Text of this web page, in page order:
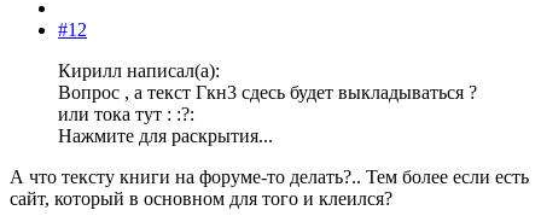
#12
Кирилл написал(а):
Вопрос , а текст Гкн3 сдесь будет выкладываться ?
или тока тут : :?:
Нажмите для раскрытия...
А что тексту книги на форуме-то делать?.. Тем более если есть
сайт, который в основном для того и клеился?